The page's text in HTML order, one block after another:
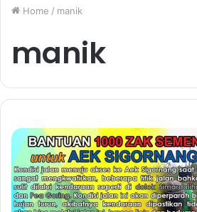
Home / manik
manik